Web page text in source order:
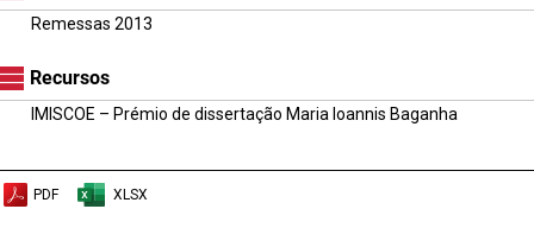
Remessas 2013
Recursos
IMISCOE – Prémio de dissertação Maria Ioannis Baganha
PDF XLSX